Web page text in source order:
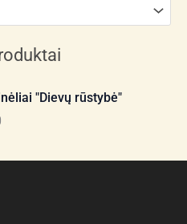
"Dievų rūstybė"
Price
€23.00